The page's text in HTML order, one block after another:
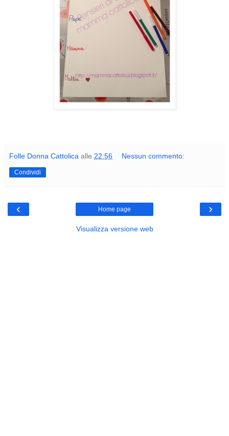
Folle Donna Cattolica alle 22:56 Nessun commento:
Condividi
‹ ›
Home page
Visualizza versione web